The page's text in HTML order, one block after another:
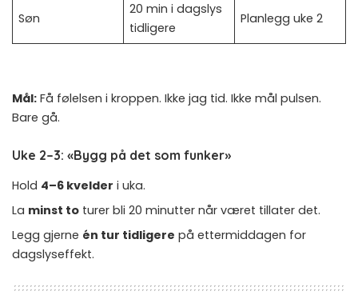
Søn
20 min i dagslys
tidligere
Planlegg uke 2
Mål: Få følelsen i kroppen. Ikke jag tid. Ikke mål pulsen.
Bare gå.
Uke 2–3: «Bygg på det som funker»
Hold 4–6 kvelder i uka.
La minst to turer bli 20 minutter når været tillater det.
Legg gjerne én tur tidligere på ettermiddagen for
dagslyseffekt.